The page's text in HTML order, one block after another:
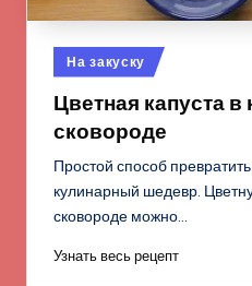
Опубликовано
в
На закуску
Цветная капуста в
сковороде
Простой способ
кулинарный шедевр.
сковороде можно…
Узнать весь рецепт